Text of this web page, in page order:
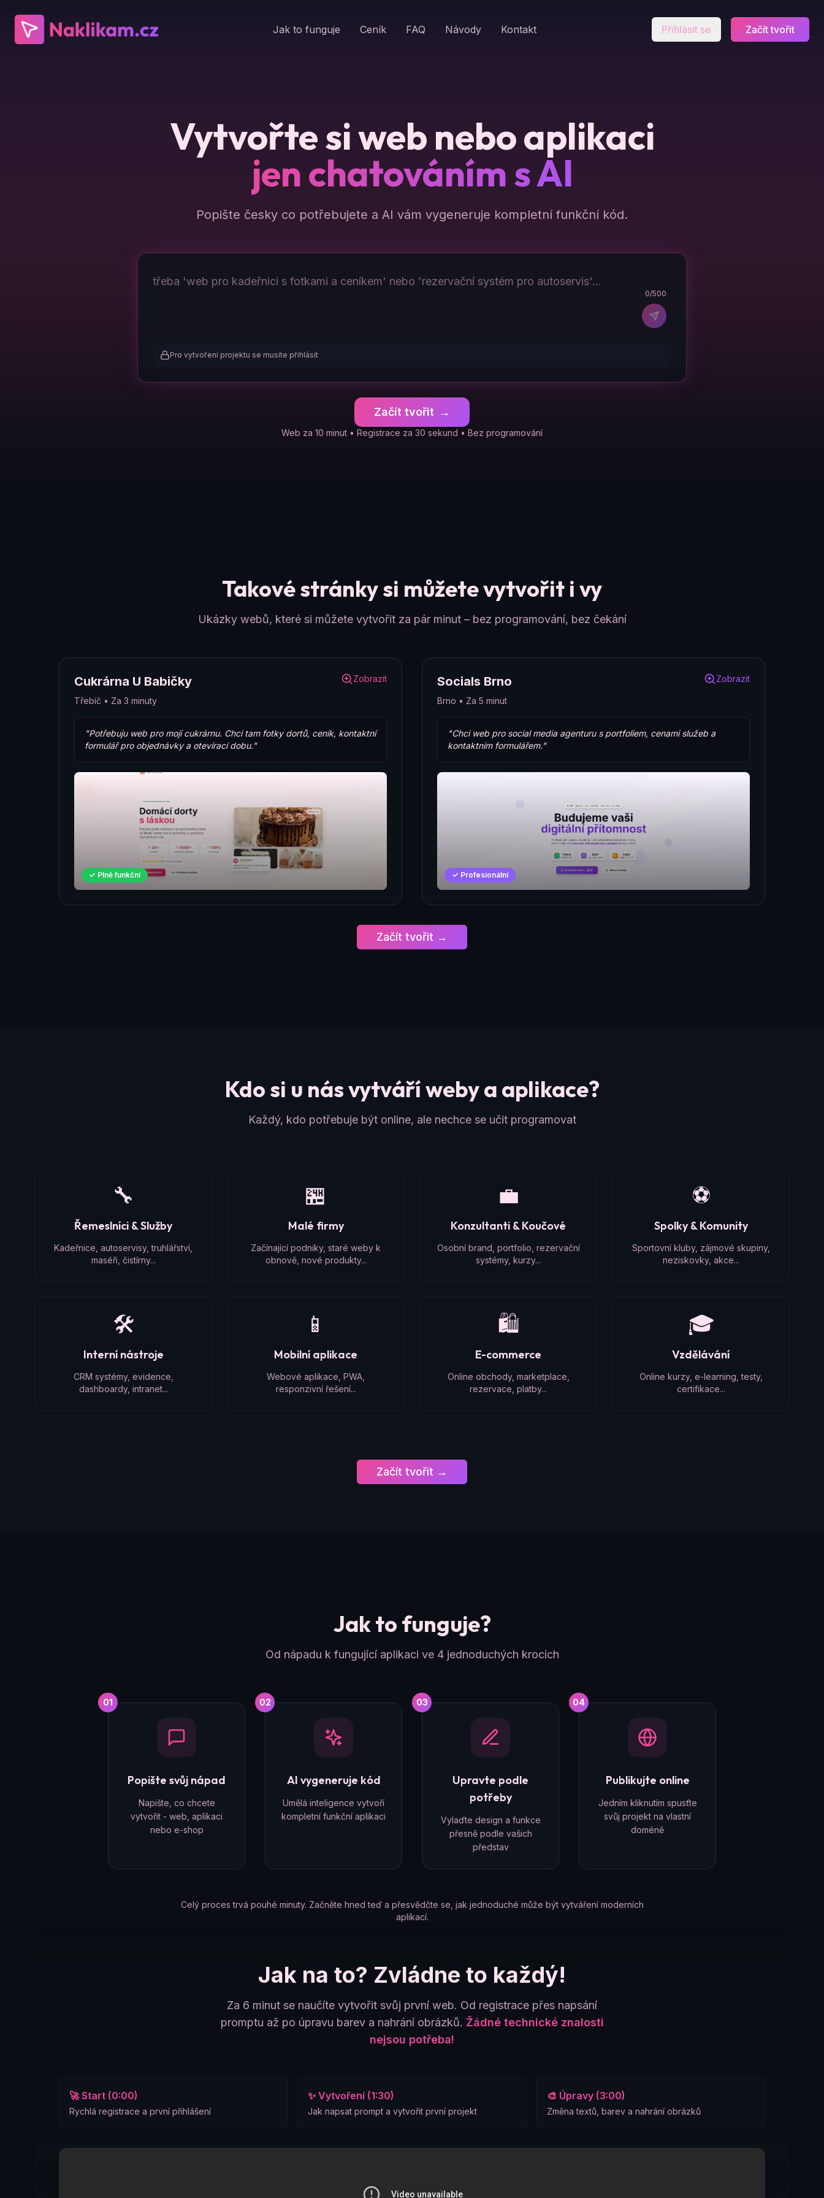
Jak to funguje Ceník FAQ Návody Kontakt Přihlásit se Začít tvořit
Vytvořte si web nebo aplikaci
jen chatováním s AI
Popište česky co potřebujete a AI vám vygeneruje kompletní funkční kód.
0/500
Pro vytvoření projektu se musíte přihlásit
Začít tvořit →
Web za 10 minut • Registrace za 30 sekund • Bez programování
Takové stránky si můžete vytvořit i vy
Ukázky webů, které si můžete vytvořit za pár minut – bez programování, bez čekání
Cukrárna U Babičky
Třebíč • Za 3 minuty
Zobrazit
"Potřebuju web pro moji cukrárnu. Chci tam fotky dortů, ceník, kontaktní
formulář pro objednávky a otevírací dobu."
✓ Plně funkční
Socials Brno
Brno • Za 5 minut
Zobrazit
"Chci web pro social media agenturu s portfoliem, cenami služeb a
kontaktním formulářem."
✓ Profesionální
Začít tvořit →
Kdo si u nás vytváří weby a aplikace?
Každý, kdo potřebuje být online, ale nechce se učit programovat
🔧
Řemeslníci & Služby
Kadeřnice, autoservisy, truhlářství,
maséři, čistírny...
🏪
Malé firmy
Začínající podniky, staré weby k
obnově, nové produkty...
💼
Konzultanti & Koučové
Osobní brand, portfolio, rezervační
systémy, kurzy...
⚽
Spolky & Komunity
Sportovní kluby, zájmové skupiny,
neziskovky, akce...
🛠️
Interní nástroje
CRM systémy, evidence,
dashboardy, intranet...
📱
Mobilní aplikace
Webové aplikace, PWA,
responzivní řešení...
🛍️
E-commerce
Online obchody, marketplace,
rezervace, platby...
🎓
Vzdělávání
Online kurzy, e-learning, testy,
certifikace...
Začít tvořit →
Jak to funguje?
Od nápadu k fungující aplikaci ve 4 jednoduchých krocích
01
Popište svůj nápad
Napište, co chcete
vytvořit - web, aplikaci
nebo e-shop
02
AI vygeneruje kód
Umělá inteligence vytvoří
kompletní funkční aplikaci
03
Upravte podle
potřeby
Vylaďte design a funkce
přesně podle vašich
představ
04
Publikujte online
Jedním kliknutím spusťte
svůj projekt na vlastní
doméně
Celý proces trvá pouhé minuty. Začněte hned teď a přesvědčte se, jak jednoduché může být vytváření moderních
aplikací.
Jak na to? Zvládne to každý!
Za 6 minut se naučíte vytvořit svůj první web. Od registrace přes napsání
promptu až po úpravu barev a nahrání obrázků. Žádné technické znalosti
nejsou potřeba!
🚀 Start (0:00)
Rychlá registrace a první přihlášení
✨ Vytvoření (1:30)
Jak napsat prompt a vytvořit první projekt
🎨 Úpravy (3:00)
Změna textů, barev a nahrání obrázků